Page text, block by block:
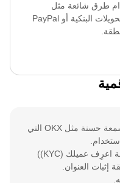
طرق شائعة مثل
بطاقات الائتمان/الخصم المباشر أو التحويلات البنكية أو PayPal
اشترِ BNB من منصة تداوُل تحظى بسمعة حسنة مثل OKX التي
أكمِل عملية التحقُّق من الهوية (سياسة اعرِف عميلك (KYC))
إثبات العنوان.